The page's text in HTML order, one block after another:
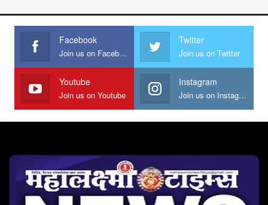
Facebook
Join us on Facebook
Twitter
Join us on Twitter
Youtube
Join us on Youtube
Instagram
Join us on Instagram